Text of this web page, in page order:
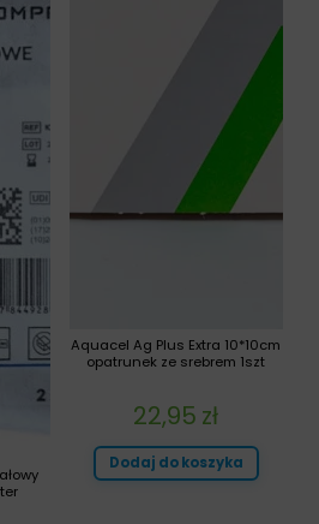
Aquacel Ag Plus Extra 10*10cm
opatrunek ze srebrem 1szt
22,95 zł
Dodaj do koszyka